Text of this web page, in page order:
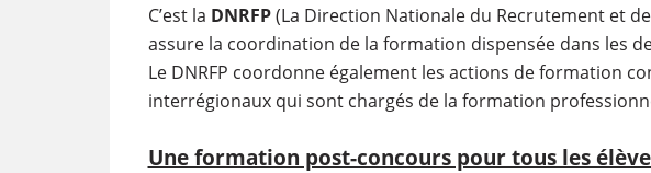
C’est la DNRFP(La Direction Nationale du Recrutement et
assure la coordination de la formation dispensée dans les
Le DNRFP coordonne également les actions de formation
interrégionaux qui sont chargés de la formation
Une formation post-concours pour tous les